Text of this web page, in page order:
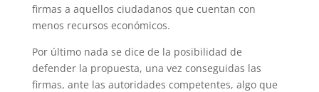
firmas a aquellos ciudadanos que cuentan con
menos recursos económicos.
Por último nada se dice de la posibilidad de
defender la propuesta, una vez conseguidas las
firmas, ante las autoridades competentes, algo que